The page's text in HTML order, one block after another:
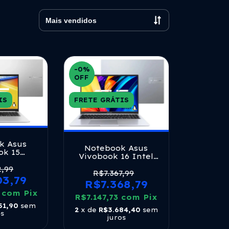
Asus
15
Ram
Fhd
- Nj613
com Pix
sem
-0%
OFF
FRETE GRÁTIS
Notebook Asus
Vivobook 16 Intel
512ssd Ips Cool
Silver Prateado
R$7.367,99
R$7.368,79
R$7.147,73 com Pix
2 x de R$3.684,40 sem
juros